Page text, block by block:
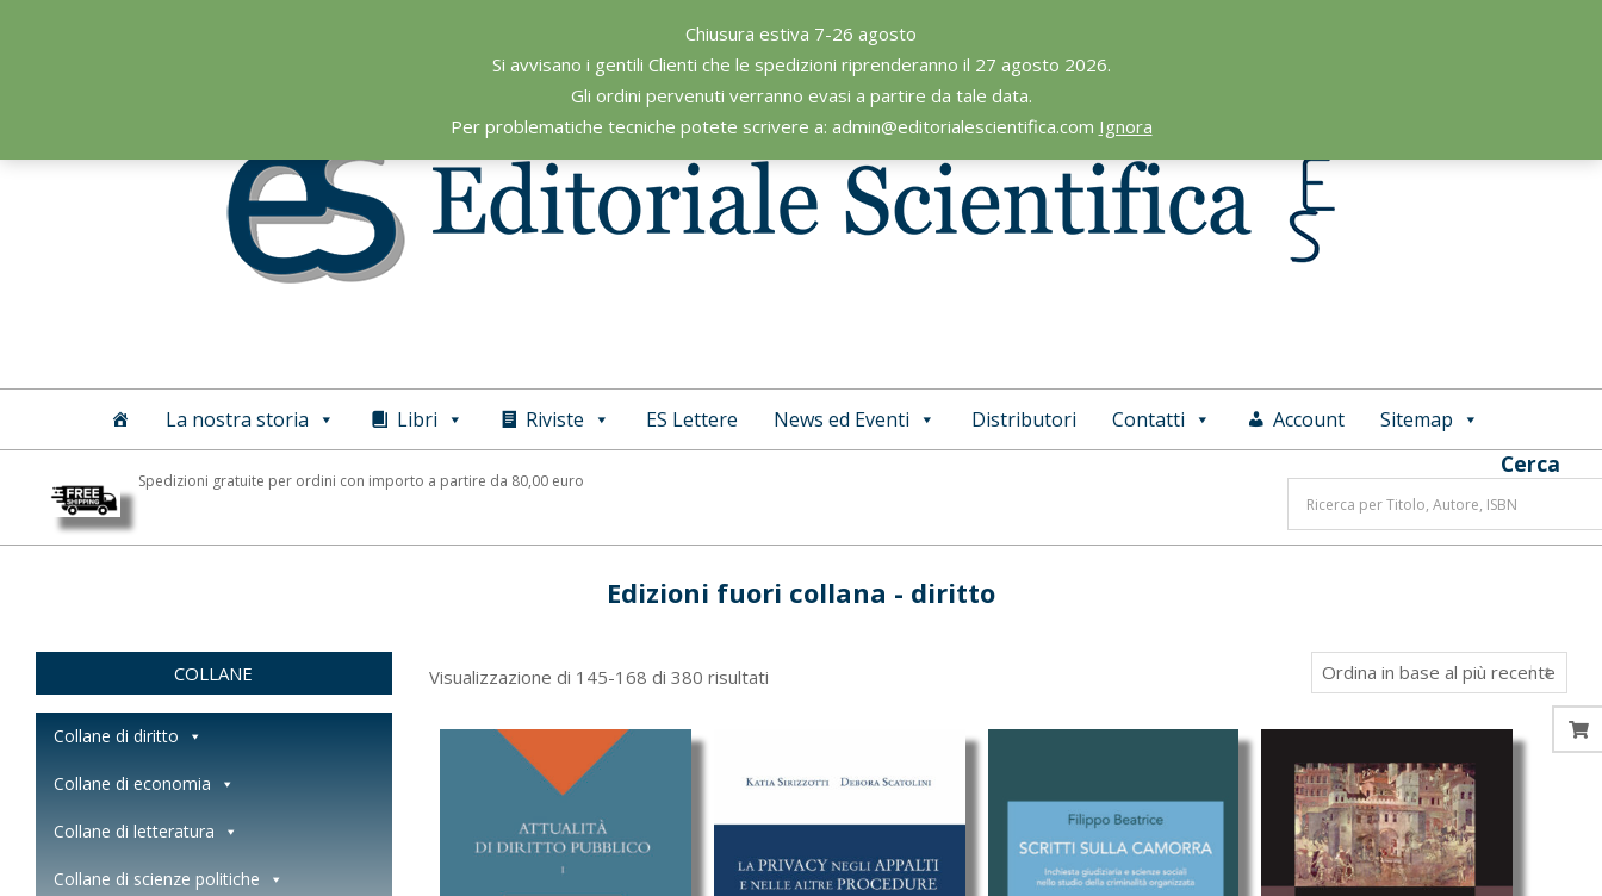
Chiusura estiva 7-26 agosto
Si avvisano i gentili Clienti che le spedizioni riprenderanno il 27 agosto 2026.
Gli ordini pervenuti verranno evasi a partire da tale data.
Per problematiche tecniche potete scrivere a: admin@editorialescientifica.com Ignora
Editoriale
Scientifica
Primary
La nostra storia Libri Riviste ES Lettere News ed Eventi Distributori Contatti Account Sitemap
Spedizioni gratuite per ordini con importo a partire da 80,00 euro
Cerca
Edizioni fuori collana - diritto
Visualizzazione di 145-168 di 380 risultatiOrdina
recente
COLLANE
Collane di diritto
Collane di economia
Collane di letteratura
Collane di scienze politiche